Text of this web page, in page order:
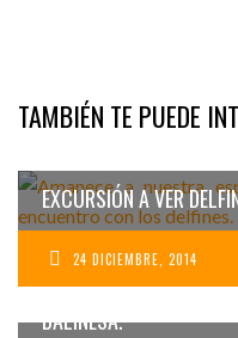
TAMBIÉN TE PUEDE
EXCURSIÓN A VER
24 DICIEMBRE, 2014
CASARSE EN BALI. LO
QUE VIENE SIENDO
UNA BODA
TRADICIONAL
BALINESA.